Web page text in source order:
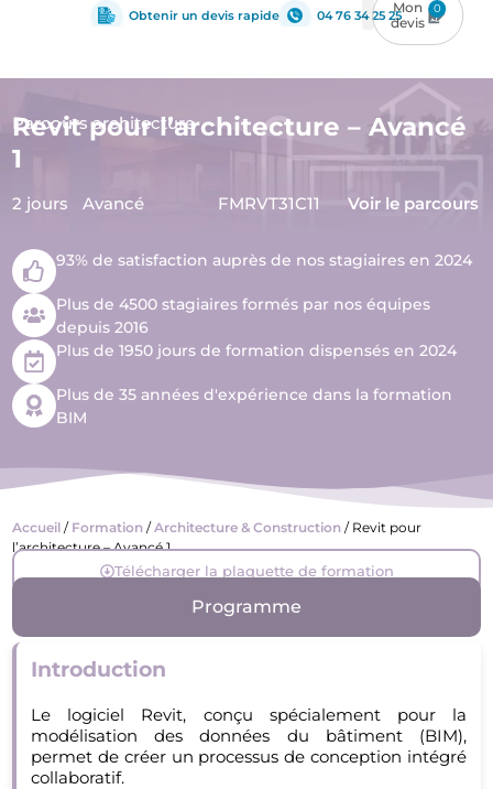
Obtenir un devis rapide 04 76 34 25 25 0
Parcours architecture
Revit pour l’architecture – Avancé
1
2 jours Avancé FMRVT31C11 Voir le parcours
93% de satisfaction auprès de nos stagiaires en 2024
Plus de 4500 stagiaires formés par nos équipes
depuis 2016
Plus de 1950 jours de formation dispensés en 2024
Plus de 35 années d'expérience dans la formation
BIM
Accueil / Formation /Architecture & Construction / Revit pour
l’architecture – Avancé 1
Télécharger la plaquette de formation
Programme
Introduction
Le logiciel Revit, conçu spécialement pour la
modélisation des données du bâtiment (BIM),
permet de créer un processus de conception intégré
collaboratif.